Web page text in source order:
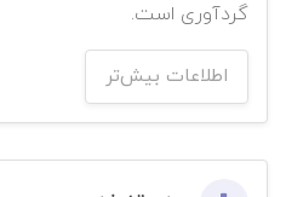
گردآوری است.
اطلاعات بیش‌تر